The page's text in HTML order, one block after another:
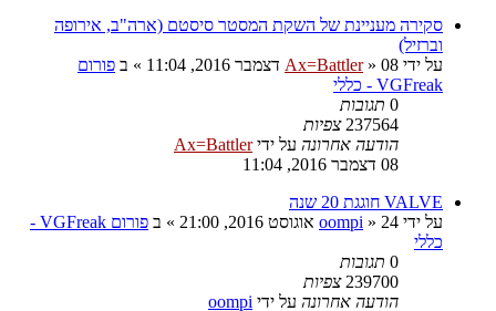
סקירה מעניינת של השקת המסטר סיסטם (ארה"ב, אירופה
וברזיל)
על ידי
Ax=Battler» 08 דצמבר 2016, 11:04 » ב פורום
VGFreak - כללי
0 תגובות
237564 צפיות
הודעה אחרונה על ידיAx=Battler
08 דצמבר 2016, 11:04
VALVE חוגגת 20 שנה
על ידי
oompi » 24 אוגוסט 2016, 21:00 » ב
פורום VGFreak -
כללי
0 תגובות
239700 צפיות
הודעה אחרונה על ידי oompi